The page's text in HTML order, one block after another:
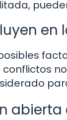
en
conflictos